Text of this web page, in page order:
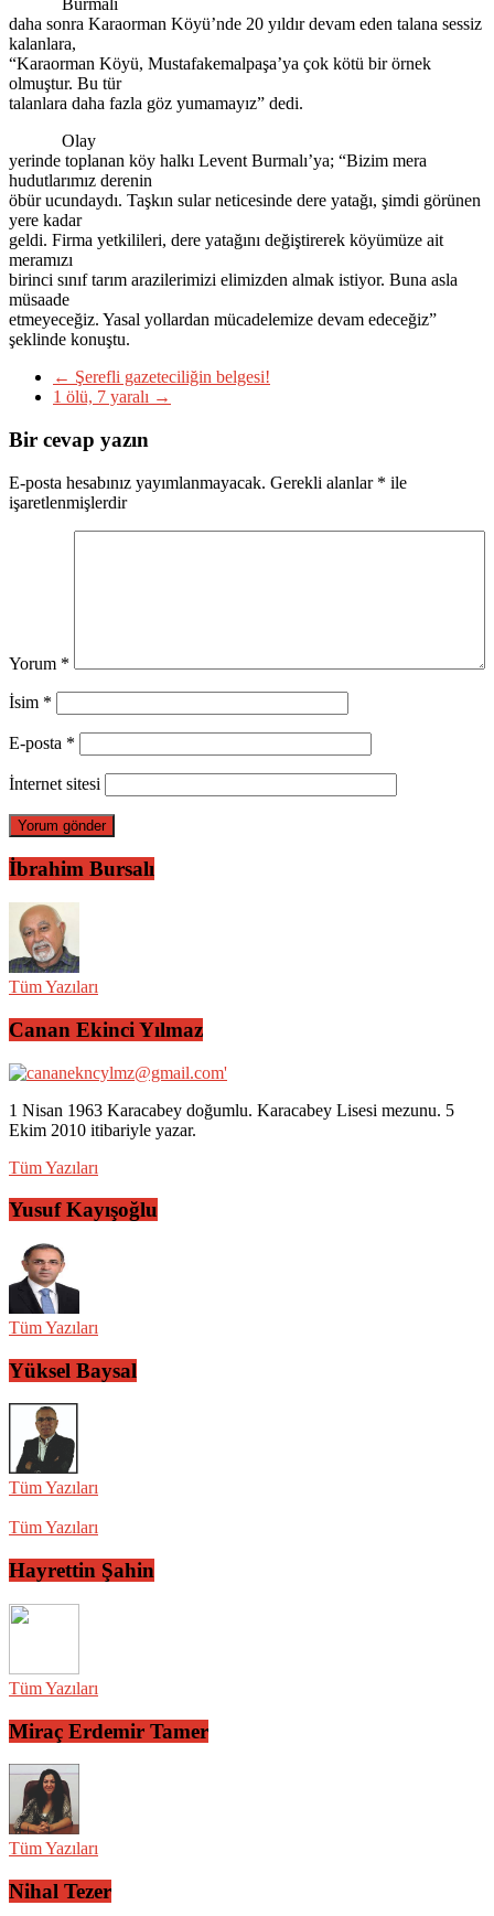
Burmalı
daha sonra Karaorman Köyü’nde 20 yıldır devam eden talana sessiz
kalanlara,
“Karaorman Köyü, Mustafakemalpaşa’ya çok kötü bir örnek
olmuştur. Bu tür
talanlara daha fazla göz yumamayız” dedi.
Olay
yerinde toplanan köy halkı Levent Burmalı’ya; “Bizim mera
hudutlarımız derenin
öbür ucundaydı. Taşkın sular neticesinde dere yatağı, şimdi görünen
yere kadar
geldi. Firma yetkilileri, dere yatağını değiştirerek köyümüze ait
meramızı
birinci sınıf tarım arazilerimizi elimizden almak istiyor. Buna asla
müsaade
etmeyeceğiz. Yasal yollardan mücadelemize devam edeceğiz”
şeklinde konuştu.
← Şerefli gazeteciliğin belgesi!
1 ölü, 7 yaralı →
Bir cevap yazın
E-posta hesabınız yayımlanmayacak. Gerekli alanlar * ile
işaretlenmişlerdir
Yorum *
İsim *
E-posta *
İnternet sitesi
İbrahim Bursalı
Tüm Yazıları
Canan Ekinci Yılmaz
1 Nisan 1963 Karacabey doğumlu. Karacabey Lisesi mezunu. 5
Ekim 2010 itibariyle yazar.
Tüm Yazıları
Yusuf Kayışoğlu
Tüm Yazıları
Yüksel Baysal
Tüm Yazıları
Tüm Yazıları
Hayrettin Şahin
Tüm Yazıları
Miraç Erdemir Tamer
Tüm Yazıları
Nihal Tezer